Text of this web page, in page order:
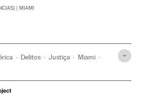
| MIAMI
Delitos Justiça Miami
América do Norte